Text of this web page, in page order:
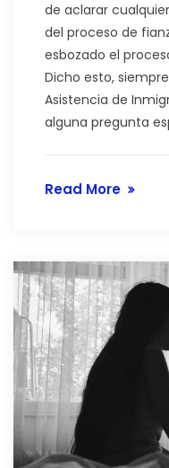
de aclarar
del proceso de
esbozado el
Dicho esto,
Asistencia de
alguna pregunta
Read More